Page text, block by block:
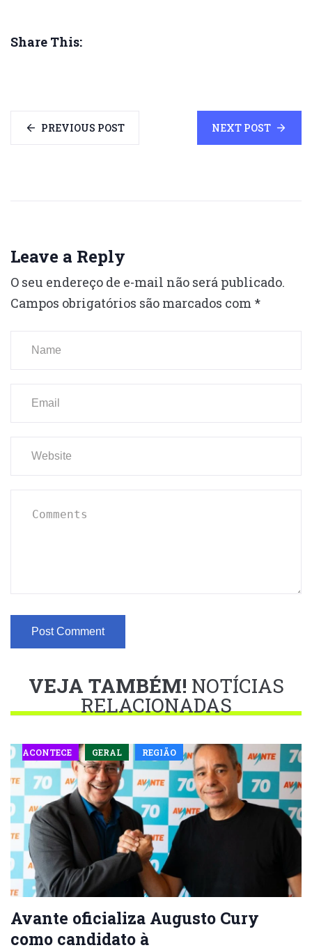
Share This:
PREVIOUS POST NEXT POST
Leave a Reply
O seu endereço de e-mail não será publicado.
Campos obrigatórios são marcados com *
VEJA TAMBÉM! NOTÍCIAS
RELACIONADAS
ACONTECE GERAL REGIÃO
Avante oficializa Augusto Cury
como candidato à